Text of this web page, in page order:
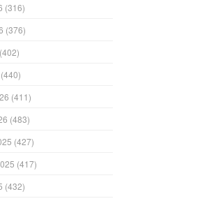
(316)
(376)
(402)
(440)
(411)
(483)
(427)
(417)
(432)